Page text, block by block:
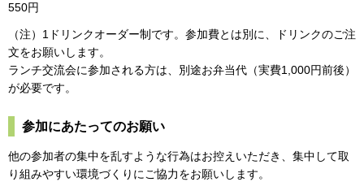
550円
（注）1ドリンクオーダー制です。参加費とは別に、ドリンクのご注
文をお願いします。
ランチ交流会に参加される方は、別途お弁当代（実費1,000円前後）
が必要です。
参加にあたってのお願い
他の参加者の集中を乱すような行為はお控えいただき、集中して取
り組みやすい環境づくりにご協力をお願いします。